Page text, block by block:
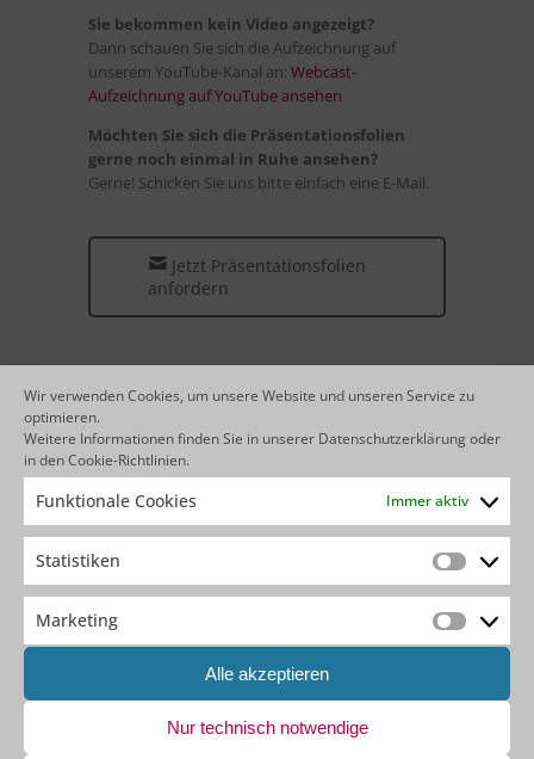
Wir verwenden Cookies, um unsere Website und unseren Service zu
optimieren.
Weitere Informationen finden Sie in unserer Datenschutzerklärungoder
in denCookie-Richtlinien.
Funktionale Cookies Immer aktiv
Statistiken
Marketing
Alle akzeptieren
Nur technisch notwendige
Sie bekommen kein Video angezeigt?
Dann schauen Sie sich die Aufzeichnung auf
unserem YouTube-Kanal an: Webcast-
Aufzeichnung auf YouTube ansehen
Möchten Sie sich die Präsentationsfolien
gerne noch einmal in Ruhe ansehen?
Gerne! Schicken Sie uns bitte einfach eine E-Mail.
Jetzt Präsentationsfolien
anfordern
IHR FEEDBACK IST UNS WICHTIG!
Haben Sie Anregungen oder Feedback?
Wir freuen uns auf Ihre Nachricht!
Ihre Ansprechpartnerin:
Simone Wibbe
– Leiterin Marketing –
E-Mail an Simone Wibbe schreiben
ANMELDUNG: AGENTBASE
NEWSLETTER